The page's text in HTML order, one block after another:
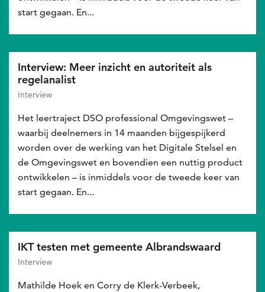
start gegaan. En...
Interview: Meer inzicht en autoriteit als
regelanalist
Interview
Het leertraject DSO professional Omgevingswet –
waarbij deelnemers in 14 maanden bijgespijkerd
worden over de werking van het Digitale Stelsel en
de Omgevingswet en bovendien een nuttig product
ontwikkelen – is inmiddels voor de tweede keer van
start gegaan. En...
IKT testen met gemeente Albrandswaard
Interview
Mathilde Hoek en Corry de Klerk-Verbeek,